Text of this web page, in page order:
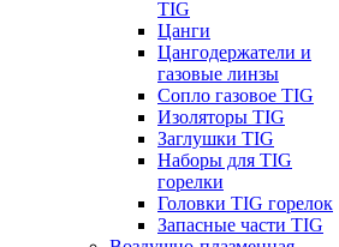
TIG
Цанги
Цангодержатели и
газовые линзы
Сопло газовое TIG
Изоляторы TIG
Заглушки TIG
Наборы для TIG
горелки
Головки TIG горелок
Запасные части TIG